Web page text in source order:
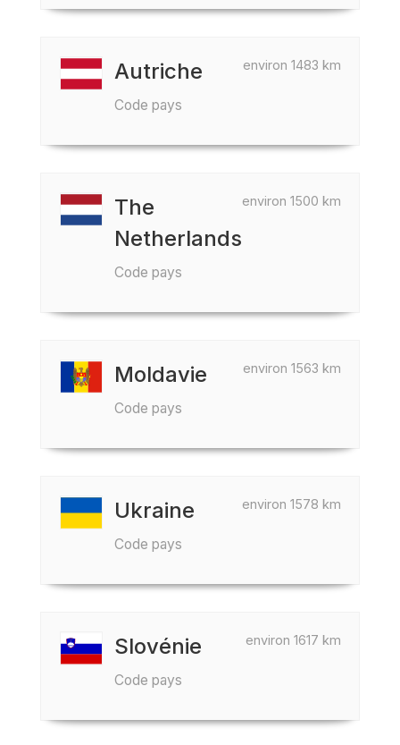
environ 1483 km
Autriche
Code pays
environ 1500 km
The
Netherlands
Code pays
environ 1563 km
Moldavie
Code pays
environ 1578 km
Ukraine
Code pays
environ 1617 km
Slovénie
Code pays